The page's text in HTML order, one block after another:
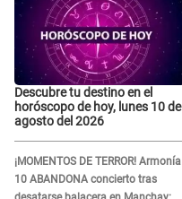
Descubre tu destino en el
horóscopo de hoy, lunes 10 de
agosto del 2026
¡MOMENTOS DE TERROR! Armonía
10 ABANDONA concierto tras